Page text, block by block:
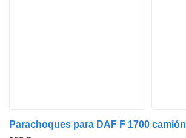
Parachoques para DAF F 1700 camión